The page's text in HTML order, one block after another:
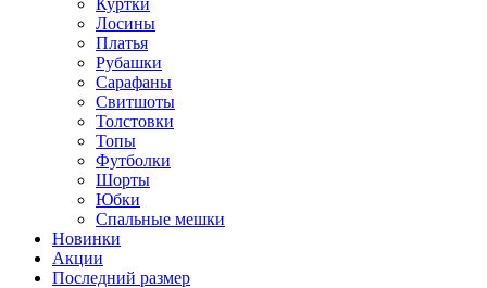
Лосины
Платья
Рубашки
Сарафаны
Свитшоты
Толстовки
Топы
Футболки
Шорты
Юбки
Спальные мешки
Новинки
Акции
Последний размер